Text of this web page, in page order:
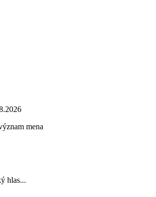
mena
hlas...